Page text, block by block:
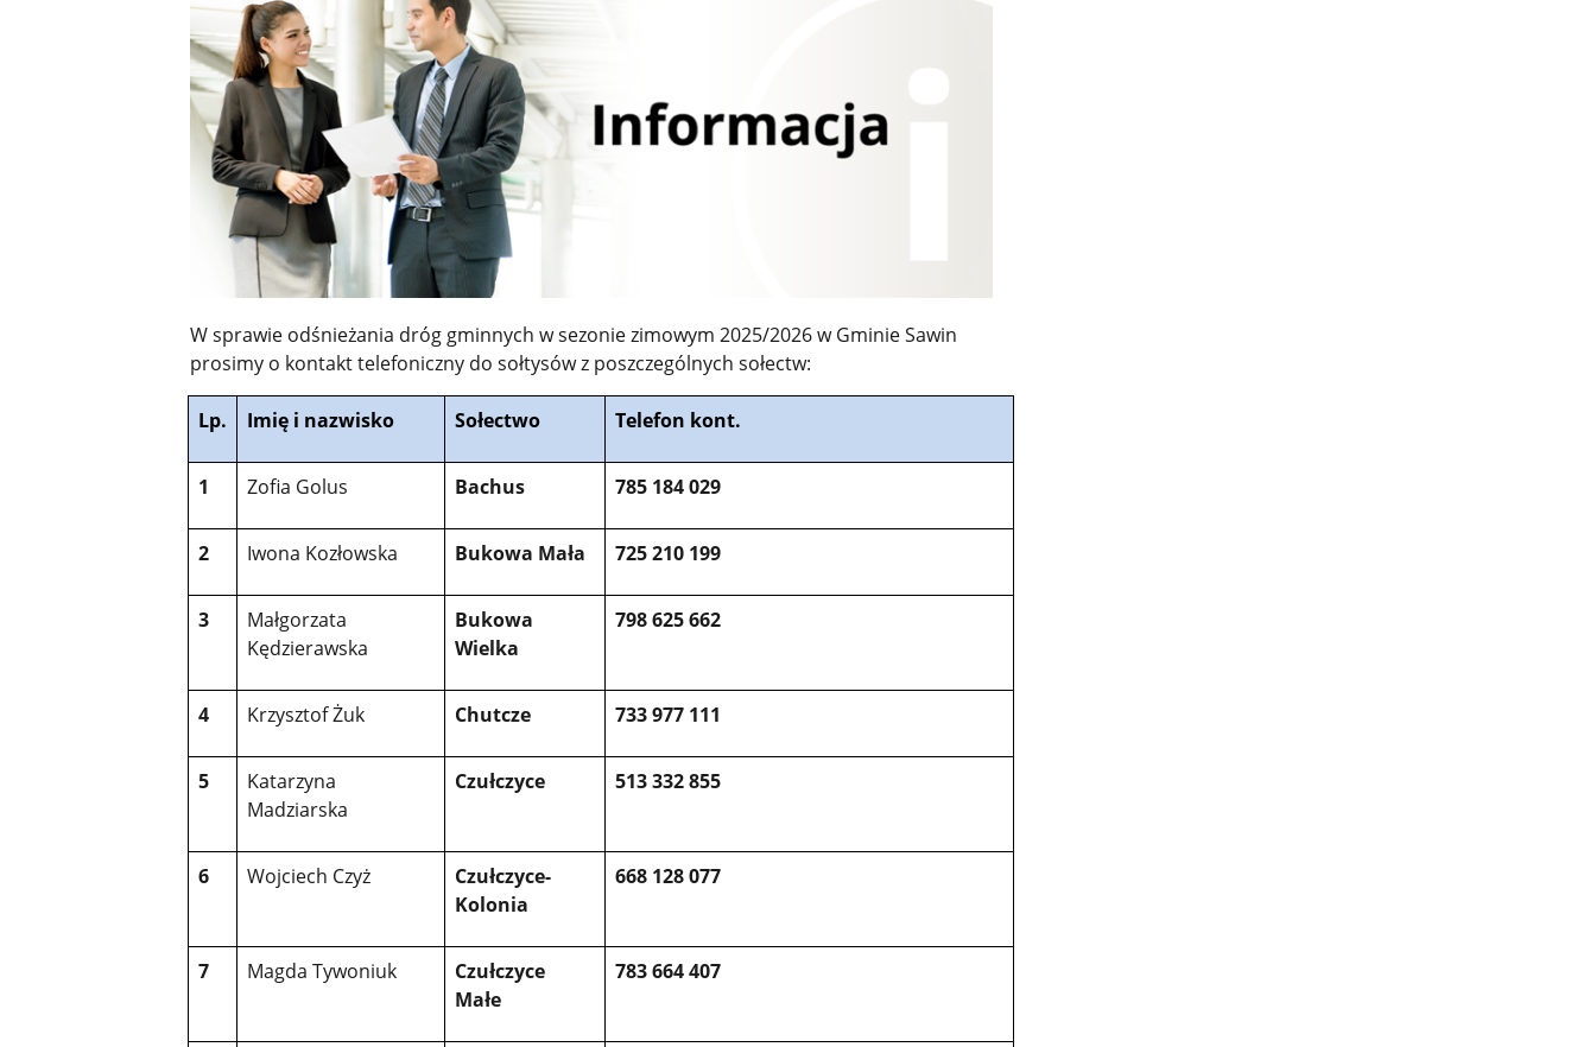
W sprawie odśnieżania dróg gminnych w sezonie zimowym 2025/2026 w Gminie Sawin
prosimy o kontakt telefoniczny do sołtysów z poszczególnych sołectw:
Lp. Imię i nazwisko Sołectwo Telefon kont.
1 Zofia Golus Bachus 785 184 029
2 Iwona Kozłowska Bukowa Mała 725 210 199
3
Małgorzata
Kędzierawska
Bukowa
Wielka
798 625 662
4 Krzysztof Żuk Chutcze 733 977 111
5
Katarzyna
Madziarska
Czułczyce 513 332 855
6 Wojciech Czyż
Czułczyce-
Kolonia
668 128 077
7 Magda Tywoniuk
Czułczyce
Małe
783 664 407